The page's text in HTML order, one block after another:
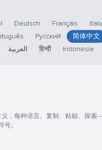
Deutsch Français
Русский
简体中文
العربية हिन्दी Indonesia
，每种语言。复制、粘贴、探索
。